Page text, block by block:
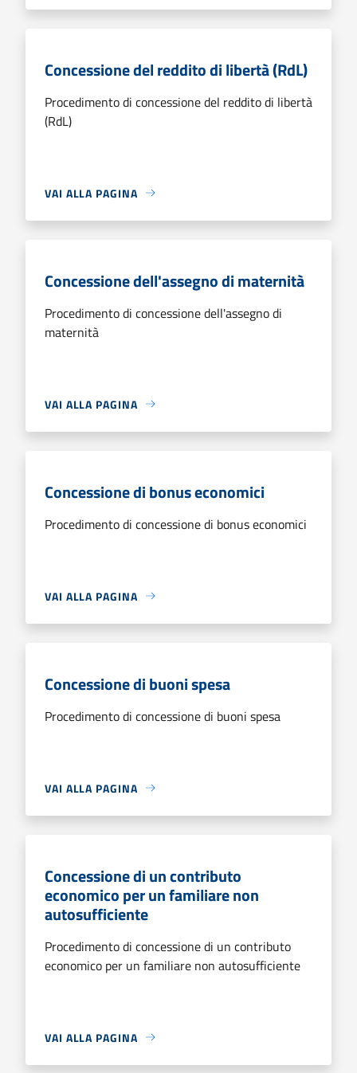
Concessione del reddito di libertà (RdL)
Procedimento di concessione del reddito di libertà
(RdL)
VAI ALLA PAGINA
Concessione dell'assegno di maternità
Procedimento di concessione dell'assegno di
maternità
VAI ALLA PAGINA
Concessione di bonus economici
Procedimento di concessione di bonus economici
VAI ALLA PAGINA
Concessione di buoni spesa
Procedimento di concessione di buoni spesa
VAI ALLA PAGINA
Concessione di un contributo
economico per un familiare non
autosufficiente
Procedimento di concessione di un contributo
economico per un familiare non autosufficiente
VAI ALLA PAGINA